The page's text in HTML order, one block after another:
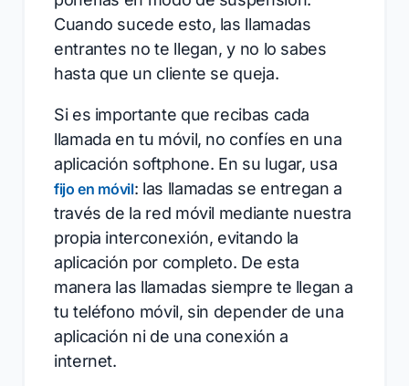
Cuando sucede esto, las llamadas
entrantes no te llegan, y no lo sabes
hasta que un cliente se queja.
Si es importante que recibas cada
llamada en tu móvil, no confíes en una
aplicación softphone. En su lugar, usa
fijo en móvil: las llamadas se entregan a
través de la red móvil mediante nuestra
propia interconexión, evitando la
aplicación por completo. De esta
manera las llamadas siempre te llegan a
tu teléfono móvil, sin depender de una
aplicación ni de una conexión a
internet.